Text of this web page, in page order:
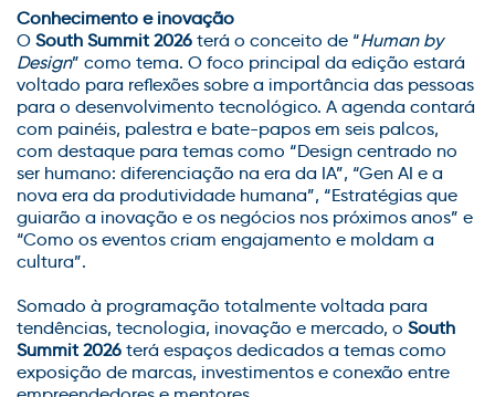
Conhecimento e inovação
O South Summit 2026 terá o conceito de “Human by
Design” como tema. O foco principal da edição estará
voltado para reflexões sobre a importância das pessoas
para o desenvolvimento tecnológico. A agenda contará
com painéis, palestra e bate-papos em seis palcos,
com destaque para temas como “Design centrado no
ser humano: diferenciação na era da IA”, “Gen AI e a
nova era da produtividade humana”, “Estratégias que
guiarão a inovação e os negócios nos próximos anos” e
“Como os eventos criam engajamento e moldam a
cultura”.
Somado à programação totalmente voltada para
tendências, tecnologia, inovação e mercado, o South
Summit 2026 terá espaços dedicados a temas como
exposição de marcas, investimentos e conexão entre